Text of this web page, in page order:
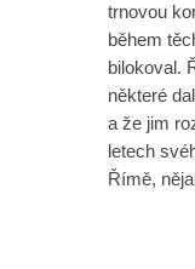
trnovou
během
bilokoval.
některé
a že jim
letech
Římě,